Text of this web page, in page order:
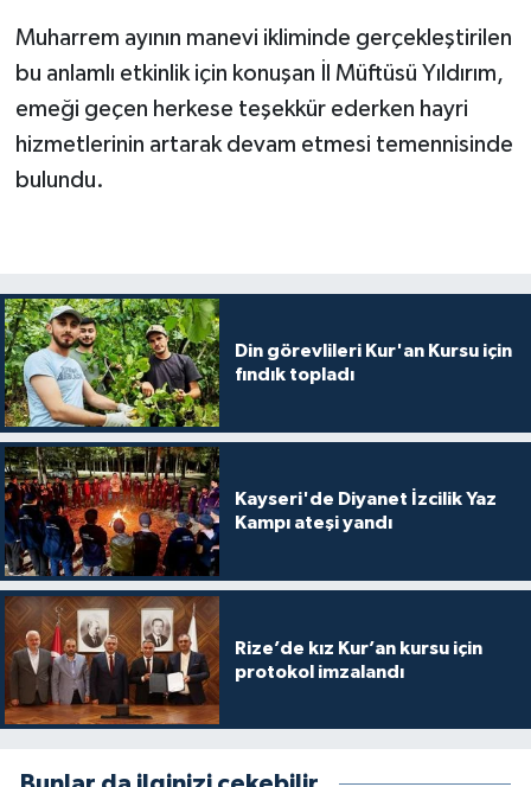
Muharrem ayının manevi ikliminde gerçekleştirilen
bu anlamlı etkinlik için konuşan İl Müftüsü Yıldırım,
emeği geçen herkese teşekkür ederken hayri
hizmetlerinin artarak devam etmesi temennisinde
bulundu.
Din görevlileri Kur'an Kursu için
fındık topladı
Kayseri'de Diyanet İzcilik Yaz
Kampı ateşi yandı
Rize’de kız Kur’an kursu için
protokol imzalandı
Burdur Müftülüğü
Bursa Müftülüğü
Çanakkale Müftülüğü
Çorum Müftülüğü
Denizli Müftülüğü
Diyarbakır Müftülüğü
Düzce Müftülüğü
Edirne Müftülüğü
Elazığ Müftülüğü
Erzincan Müftülüğü
Erzurum Müftülüğü
Eskişehir Müftülüğü
Ekonomi
Duyurular
Podcast
Biyografiler
Diyanet TV
İhtida Haberleri
YAŞAM